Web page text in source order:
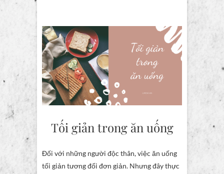
Tối giản trong ăn uống
Đối với những người độc thân, việc ăn uống
tối giản tương đối đơn giản. Nhưng đây thực